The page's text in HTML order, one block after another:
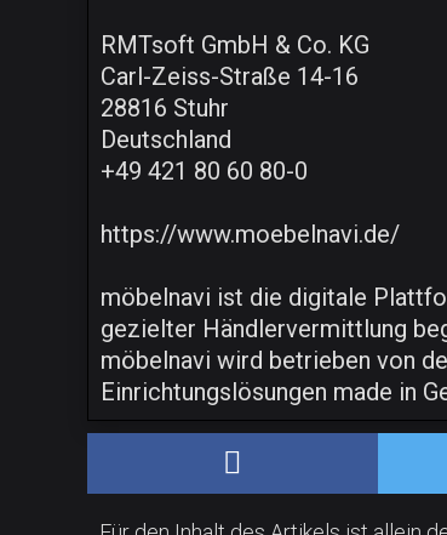
RMTsoft GmbH & Co. KG
Carl-Zeiss-Straße 14-16
28816 Stuhr
Deutschland
+49 421 80 60 80-0
https://www.moebelnavi.de/
möbelnavi ist die digitale
gezielter Händlervermittlung
möbelnavi wird betrieben von
Einrichtungslösungen made in